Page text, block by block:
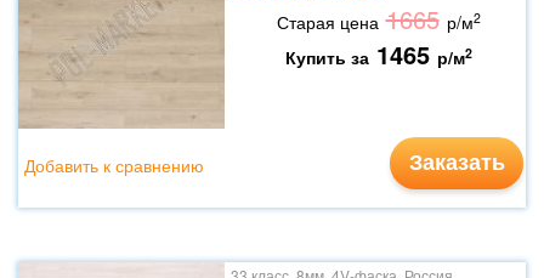
Старая цена 1665 р/м2
Купить за 1465 р/м2
Заказать
Добавить к сравнению